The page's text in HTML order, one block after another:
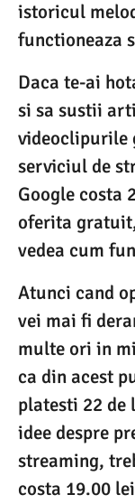
istoricul
functioneaza
Daca te-ai
si sa sustii
videoclipurile
serviciul de
Google costa
oferita
vedea cum
Atunci cand
vei mai fi
multe ori in
ca din acest
platesti 22 de
idee despre
streaming,
costa 19.00